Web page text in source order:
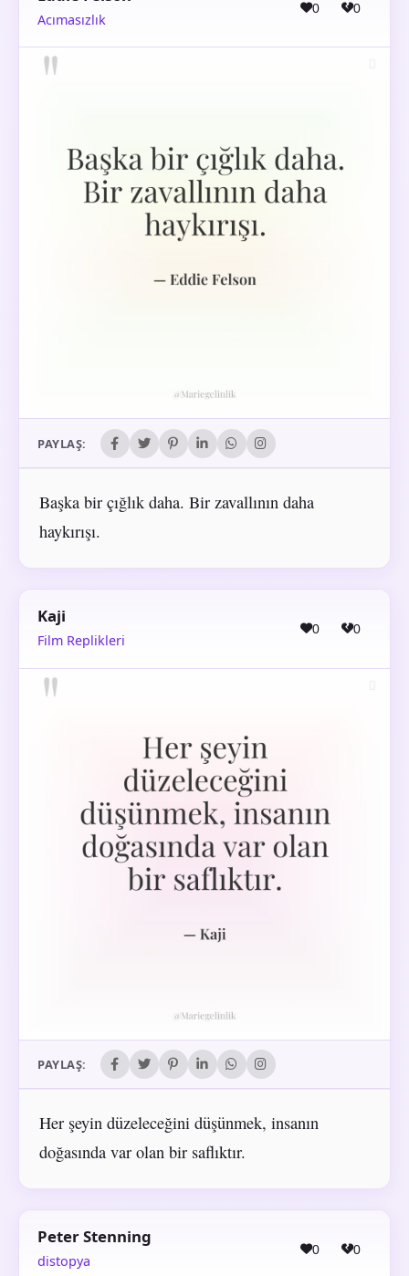
Acımasızlık
0 0
PAYLAŞ:
Başka bir çığlık daha. Bir zavallının daha
haykırışı.
Kaji
Film Replikleri
0 0
PAYLAŞ:
Her şeyin düzeleceğini düşünmek, insanın
doğasında var olan bir saflıktır.
Peter Stenning
distopya
0 0